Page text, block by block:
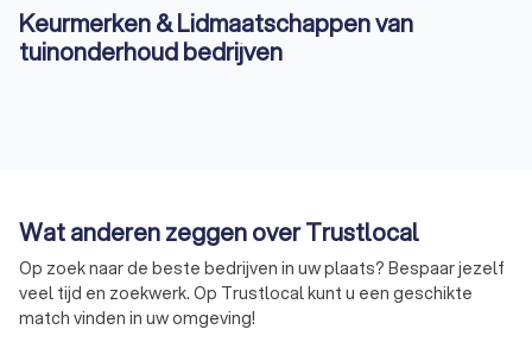
Keurmerken & Lidmaatschappen van
tuinonderhoud bedrijven
Wat anderen zeggen over Trustlocal
Op zoek naar de beste bedrijven in uw plaats? Bespaar jezelf
veel tijd en zoekwerk. Op Trustlocal kunt u een geschikte
match vinden in uw omgeving!